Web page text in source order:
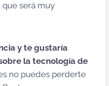
será muy
y te gustaría
la tecnología de
no puedes perderte